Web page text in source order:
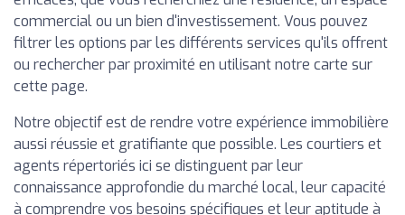
commercial ou un bien d'investissement. Vous pouvez
filtrer les options par les différents services qu'ils offrent
ou rechercher par proximité en utilisant notre carte sur
cette page.
Notre objectif est de rendre votre expérience immobilière
aussi réussie et gratifiante que possible. Les courtiers et
agents répertoriés ici se distinguent par leur
connaissance approfondie du marché local, leur capacité
à comprendre vos besoins spécifiques et leur aptitude à